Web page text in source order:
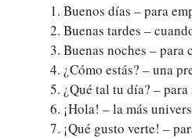
Buenos días – para
Buenas tardes –
Buenas noches – para
¿Cómo estás? – una
¿Qué tal tu día? –
¡Hola! – la más
¡Qué gusto verte! –